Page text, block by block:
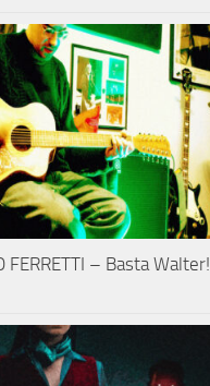
FERRETTI – Basta Walter!